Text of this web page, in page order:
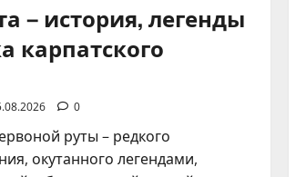
– история, легенды
карпатского
0
руты – редкого
окутанного легендами,